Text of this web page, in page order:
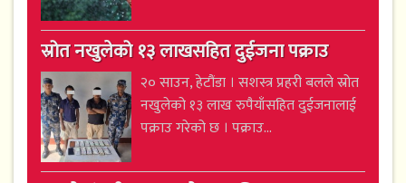
स्रोत नखुलेको १३ लाखसहित दुईजना पक्राउ
२० साउन, हेटौंडा । सशस्त्र प्रहरी बलले स्रोत
नखुलेको १३ लाख रुपैयाँसहित दुईजनालाई
पक्राउ गरेको छ । पक्राउ...